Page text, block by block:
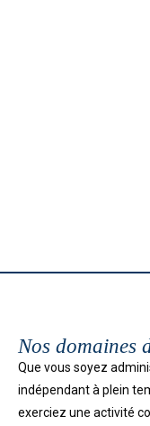
Nos domaines
Que vous soyez
indépendant à plein
exerciez une activité